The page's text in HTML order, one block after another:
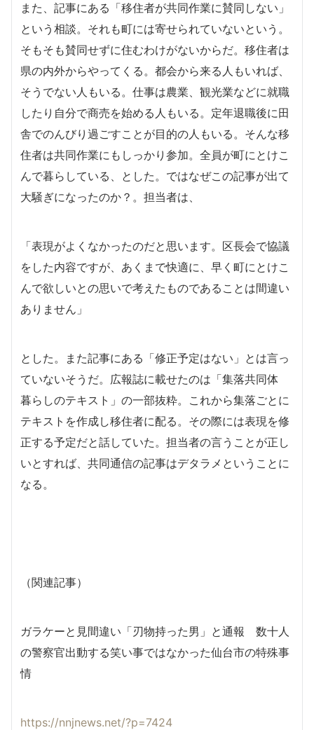
また、記事にある「移住者が共同作業に賛同しない」
という相談。それも町には寄せられていないという。
そもそも賛同せずに住むわけがないからだ。移住者は
県の内外からやってくる。都会から来る人もいれば、
そうでない人もいる。仕事は農業、観光業などに就職
したり自分で商売を始める人もいる。定年退職後に田
舎でのんびり過ごすことが目的の人もいる。そんな移
住者は共同作業にもしっかり参加。全員が町にとけこ
んで暮らしている、とした。ではなぜこの記事が出て
大騒ぎになったのか？。担当者は、
「表現がよくなかったのだと思います。区長会で協議
をした内容ですが、あくまで快適に、早く町にとけこ
んで欲しいとの思いで考えたものであることは間違い
ありません」
とした。また記事にある「修正予定はない」とは言っ
ていないそうだ。広報誌に載せたのは「集落共同体
暮らしのテキスト」の一部抜粋。これから集落ごとに
テキストを作成し移住者に配る。その際には表現を修
正する予定だと話していた。担当者の言うことが正し
いとすれば、共同通信の記事はデタラメということに
なる。
（関連記事）
ガラケーと見間違い「刃物持った男」と通報 数十人
の警察官出動する笑い事ではなかった仙台市の特殊事
情
https://nnjnews.net/?p=7424